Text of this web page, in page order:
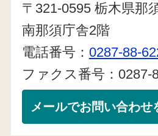
〒321-0595 栃木県那
南那須庁舎2階
電話番号： 0287-88-
ファクス番号：0287-
メールでお問い合わせ